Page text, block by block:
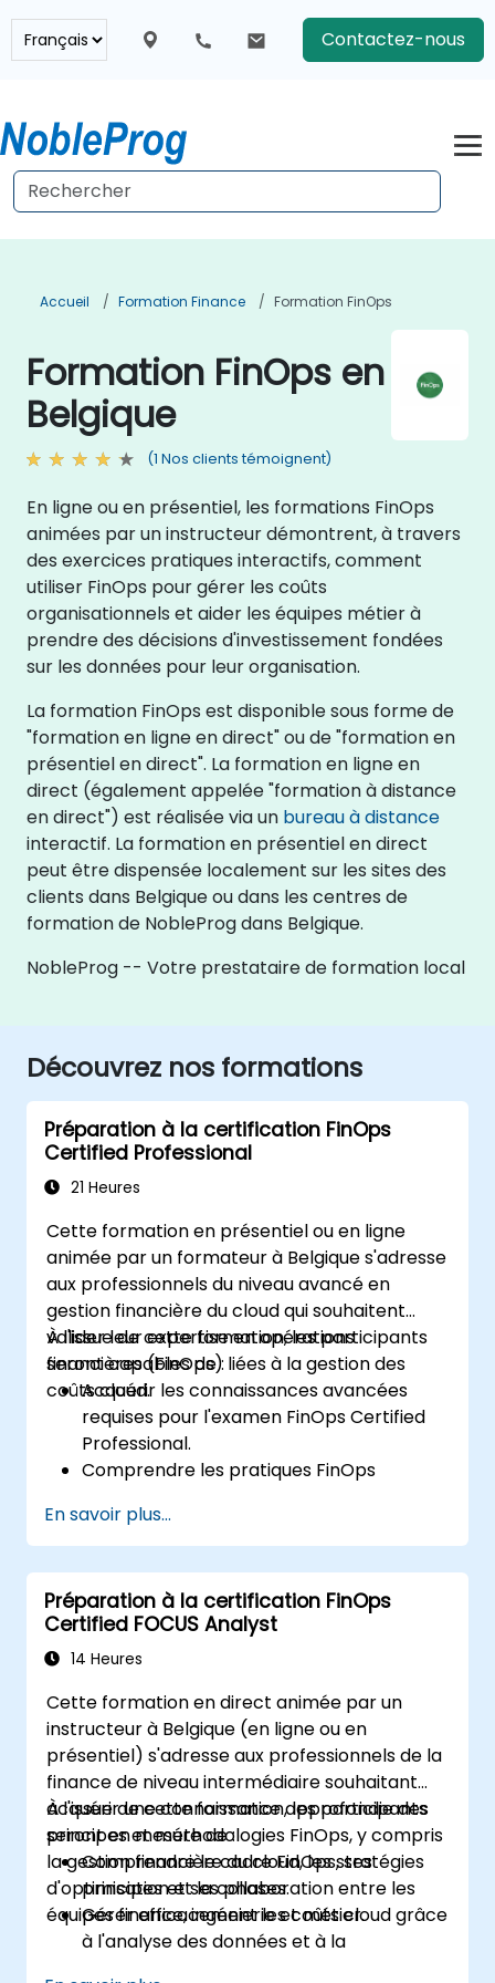
Contactez-nous
Accueil Formation Finance Formation FinOps
Formation FinOps en
Belgique
(1 Nos clients témoignent)
En ligne ou en présentiel, les formations FinOps
animées par un instructeur démontrent, à travers
des exercices pratiques interactifs, comment
utiliser FinOps pour gérer les coûts
organisationnels et aider les équipes métier à
prendre des décisions d'investissement fondées
sur les données pour leur organisation.
La formation FinOps est disponible sous forme de
"formation en ligne en direct" ou de "formation en
présentiel en direct". La formation en ligne en
direct (également appelée "formation à distance
en direct") est réalisée via un bureau à distance
interactif. La formation en présentiel en direct
peut être dispensée localement sur les sites des
clients dans Belgique ou dans les centres de
formation de NobleProg dans Belgique.
NobleProg -- Votre prestataire de formation local
Découvrez nos formations
Préparation à la certification FinOps
Certified Professional
21 Heures
Cette formation en présentiel ou en ligne
animée par un formateur à Belgique s'adresse
aux professionnels du niveau avancé en
gestion financière du cloud qui souhaitent
valider leur expertise en opérations
financières (FinOps) liées à la gestion des
coûts cloud.
À l'issue de cette formation, les participants
seront capables de :
Acquérir les connaissances avancées
requises pour l'examen FinOps Certified
Professional.
Comprendre les pratiques FinOps
coûts, la gestion budgétaire et la
reporting.
Développer des compétences pratiques
pour appliquer les stratégies FinOps dans
des scénarios réels.
Se préparer à réussir l'examen FinOps
En savoir plus...
Préparation à la certification FinOps
Certified FOCUS Analyst
14 Heures
Cette formation en direct animée par un
instructeur à Belgique (en ligne ou en
présentiel) s'adresse aux professionnels de la
finance de niveau intermédiaire souhaitant
acquérir une connaissance approfondie des
principes et méthodologies FinOps, y compris
la gestion financière du cloud, les stratégies
d'optimisation et la collaboration entre les
équipes finance, ingénierie et métier.
À l'issue de cette formation, les participants
seront en mesure de :
Comprendre le cadre FinOps, ses
principes et ses phases.
Gérer efficacement les coûts cloud grâce
à l'analyse des données et à la